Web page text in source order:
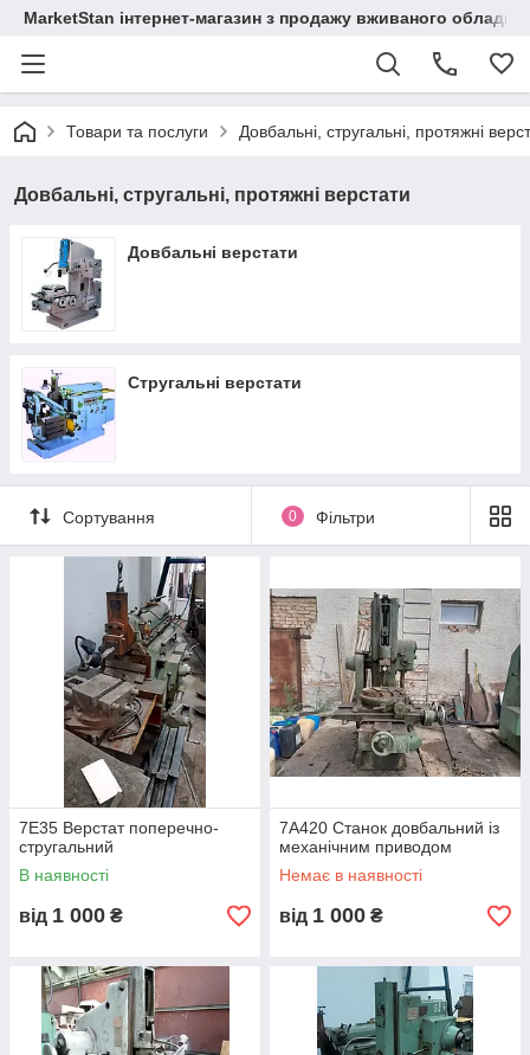
MarketStan інтернет-магазин з продажу вживаного
Товари та послуги Довбальні, стругальні, протяжні
Довбальні, стругальні, протяжні верстати
Довбальні верстати
Стругальні верстати
Сортування 0 Фільтри
7Е35 Верстат поперечно-
стругальний
В наявності
від 1 000 ₴
7А420 Станок довбальний із
механічним приводом
Немає в наявності
від 1 000 ₴